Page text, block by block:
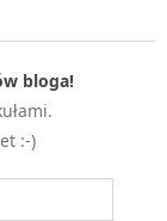
bloga!
:-)